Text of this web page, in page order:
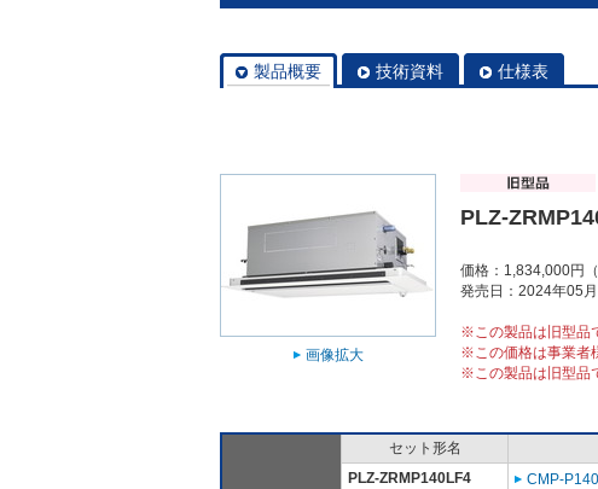
製品概要 技術資料 仕様表
画像拡大
PLZ-
価格：1,834,000円（
発売日：2024年05
※この製品は旧型品
※この価格は事業者
※この製品は旧型品
セット形名
PLZ-ZRMP140LF4
CMP-